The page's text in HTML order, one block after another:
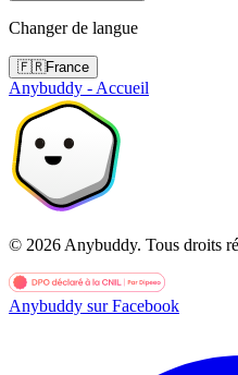
Changer de langue
🇫🇷France
Anybuddy - Accueil
© 2026 Anybuddy. Tous droits
Anybuddy sur Facebook